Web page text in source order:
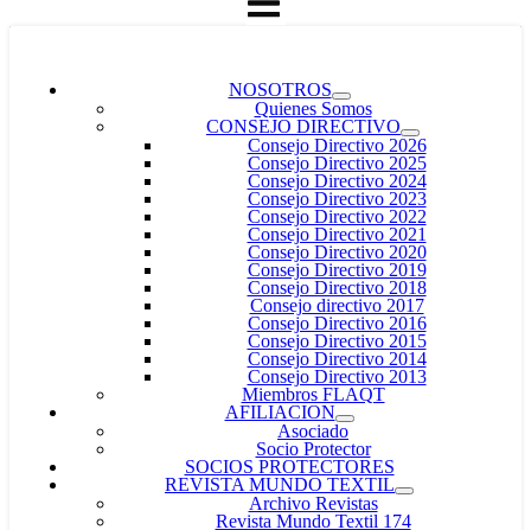
NOSOTROS
Quienes Somos
CONSEJO DIRECTIVO
Consejo Directivo 2026
Consejo Directivo 2025
Consejo Directivo 2024
Consejo Directivo 2023
Consejo Directivo 2022
Consejo Directivo 2021
Consejo Directivo 2020
Consejo Directivo 2019
Consejo Directivo 2018
Consejo directivo 2017
Consejo Directivo 2016
Consejo Directivo 2015
Consejo Directivo 2014
Consejo Directivo 2013
Miembros FLAQT
AFILIACION
Asociado
Socio Protector
SOCIOS PROTECTORES
REVISTA MUNDO TEXTIL
Archivo Revistas
Revista Mundo Textil 174